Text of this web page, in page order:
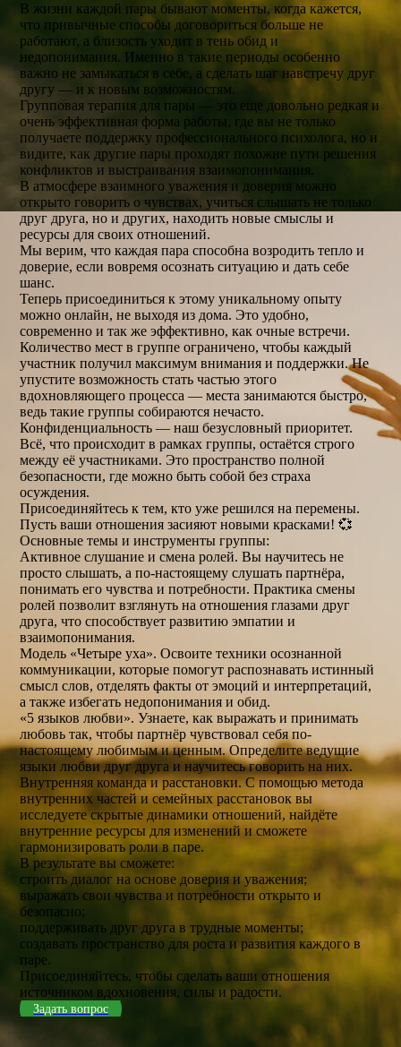
В жизни каждой пары бывают моменты, когда кажется,
что привычные способы договориться больше не
работают, а близость уходит в тень обид и
недопонимания. Именно в такие периоды особенно
важно не замыкаться в себе, а сделать шаг навстречу друг
другу — и к новым возможностям.
Групповая терапия для пары — это еще довольно редкая и
очень эффективная форма работы, где вы не только
получаете поддержку профессионального психолога, но и
видите, как другие пары проходят похожие пути решения
конфликтов и выстраивания взаимопонимания.
В атмосфере взаимного уважения и доверия можно
открыто говорить о чувствах, учиться слышать не только
друг друга, но и других, находить новые смыслы и
ресурсы для своих отношений.
Мы верим, что каждая пара способна возродить тепло и
доверие, если вовремя осознать ситуацию и дать себе
шанс.
Теперь присоединиться к этому уникальному опыту
можно онлайн, не выходя из дома. Это удобно,
современно и так же эффективно, как очные встречи.
Количество мест в группе ограничено, чтобы каждый
участник получил максимум внимания и поддержки. Не
упустите возможность стать частью этого
вдохновляющего процесса — места занимаются быстро,
ведь такие группы собираются нечасто.
Конфиденциальность — наш безусловный приоритет.
Всё, что происходит в рамках группы, остаётся строго
между её участниками. Это пространство полной
безопасности, где можно быть собой без страха
осуждения.
Присоединяйтесь к тем, кто уже решился на перемены.
Пусть ваши отношения засияют новыми красками! 💞
Основные темы и инструменты группы:
Активное слушание и смена ролей. Вы научитесь не
просто слышать, а по-настоящему слушать партнёра,
понимать его чувства и потребности. Практика смены
ролей позволит взглянуть на отношения глазами друг
друга, что способствует развитию эмпатии и
взаимопонимания.
Модель «Четыре уха». Освоите техники осознанной
коммуникации, которые помогут распознавать истинный
смысл слов, отделять факты от эмоций и интерпретаций,
а также избегать недопонимания и обид.
«5 языков любви». Узнаете, как выражать и принимать
любовь так, чтобы партнёр чувствовал себя по-
настоящему любимым и ценным. Определите ведущие
языки любви друг друга и научитесь говорить на них.
Внутренняя команда и расстановки. С помощью метода
внутренних частей и семейных расстановок вы
исследуете скрытые динамики отношений, найдёте
внутренние ресурсы для изменений и сможете
гармонизировать роли в паре.
В результате вы сможете:
строить диалог на основе доверия и уважения;
выражать свои чувства и потребности открыто и
безопасно;
поддерживать друг друга в трудные моменты;
создавать пространство для роста и развития каждого в
паре.
Присоединяйтесь, чтобы сделать ваши отношения
источником вдохновения, силы и радости.
Задать вопрос